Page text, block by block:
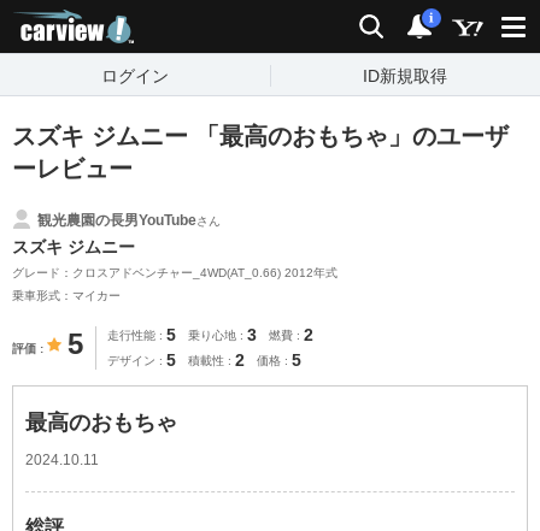
検索 通知
i
ログイン ID新規取得
スズキ ジムニー 「最高のおもちゃ」のユーザ
ーレビュー
観光農園の長男YouTubeさん
スズキ ジムニー
グレード：クロスアドベンチャー_4WD(AT_0.66) 2012年式
乗車形式：マイカー
評価 5 走行性能 5 乗り心地 3 燃費 2
デザイン 5 積載性 2 価格 5
最高のおもちゃ
2024.10.11
総評